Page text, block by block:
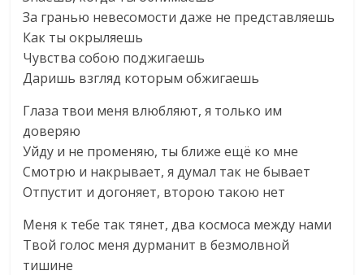
За гранью невесомости даже не представляешь
Как ты окрыляешь
Чувства собою поджигаешь
Даришь взгляд которым обжигаешь
Глаза твои меня влюбляют, я только им
доверяю
Уйду и не променяю, ты ближе ещё ко мне
Смотрю и накрывает, я думал так не бывает
Отпустит и догоняет, второю такою нет
Меня к тебе так тянет, два космоса между нами
Твой голос меня дурманит в безмолвной
тишине